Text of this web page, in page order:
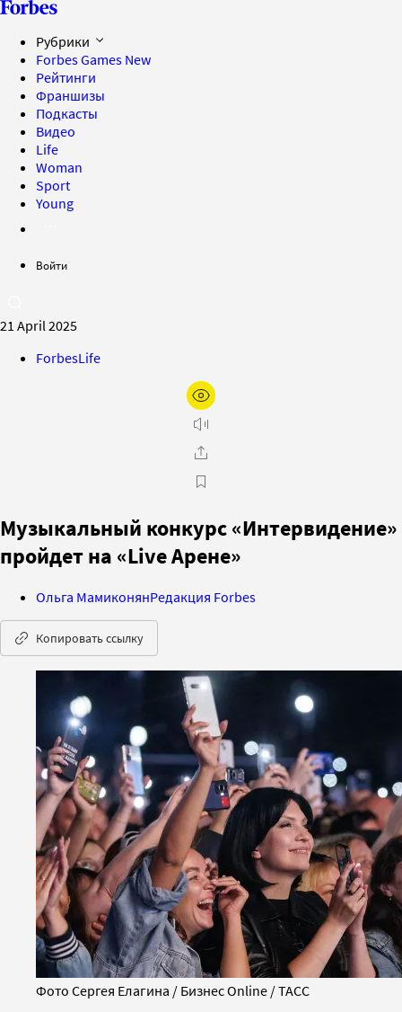
Рубрики
Forbes Games New
Рейтинги
Франшизы
Подкасты
Видео
Life
Woman
Sport
Young
Войти
21 April 2025
ForbesLife
Музыкальный конкурс «Интервидение»
пройдет на «Live Арене»
Ольга МамиконянРедакция Forbes
Копировать ссылку
Фото Сергея Елагина / Бизнес Online / ТАСС